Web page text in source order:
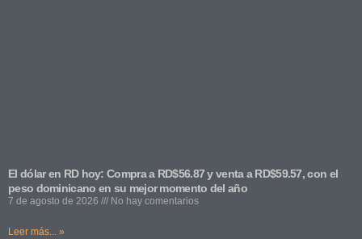
El dólar en RD hoy: Compra a RD$56.87 y venta a RD$59.57, con el
peso dominicano en su mejor momento del año
7 de agosto de 2026 No hay comentarios
Leer más... »